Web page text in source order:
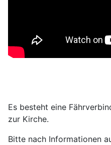
Es besteht eine
zur Kirche.
Bitte nach Informationen